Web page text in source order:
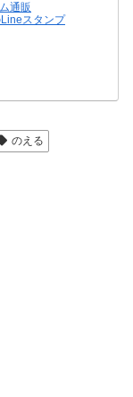
通販
スタンプ
のえる